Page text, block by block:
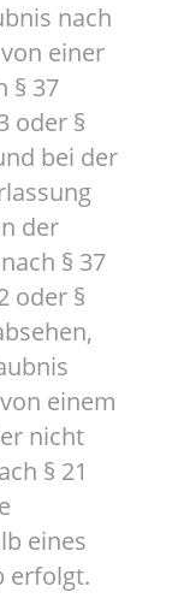
nach
einer
§ 37
oder §
bei der
der
§ 37
oder §
einem
nicht
§ 21
eines
erfolgt.